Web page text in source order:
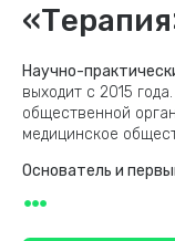
Научно-
выходит с 2015
общественной
медицинское
Основатель и